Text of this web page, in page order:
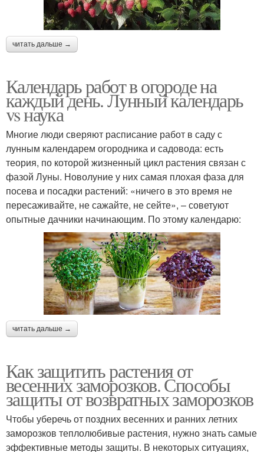
читать дальше →
Календарь работ в огороде на
каждый день. Лунный календарь
vs наука
Многие люди сверяют расписание работ в саду с
лунным календарем огородника и садовода: есть
теория, по которой жизненный цикл растения связан с
фазой Луны. Новолуние у них самая плохая фаза для
посева и посадки растений: «ничего в это время не
пересаживайте, не сажайте, не сейте», – советуют
опытные дачники начинающим. По этому календарю:
читать дальше →
Как защитить растения от
весенних заморозков. Способы
защиты от возвратных заморозков
Чтобы уберечь от поздних весенних и ранних летних
заморозков теплолюбивые растения, нужно знать самые
эффективные методы защиты. В некоторых ситуациях,